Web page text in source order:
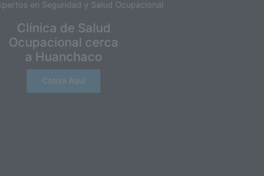
Clínica de Salud
Ocupacional cerca
a Huanchaco
Cotiza Aquí